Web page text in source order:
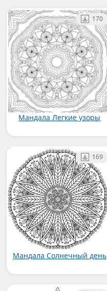
Мандала Легкие узоры
170
Мандала Солнечный день
169